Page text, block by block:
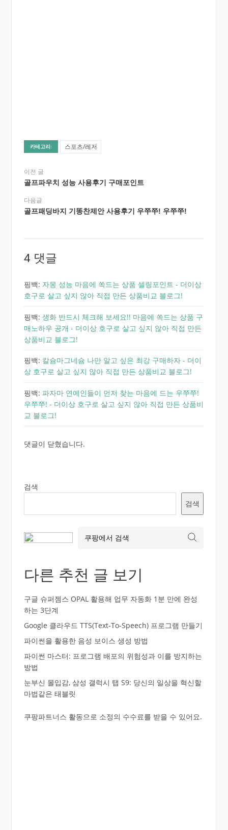
카테고리: 스포츠/레저
이전 글
골프파우치 성능 사용후기 구매포인트
다음글
골프패딩바지 기똥찬제안 사용후기 우쭈쭈! 우쭈쭈!
4 댓글
핑백: 자몽 성능 마음에 쏙드는 상품 셀링포인트 - 더이상
호구로 살고 싶지 않아 직접 만든 상품비교 블로그!
핑백: 생화 반드시 체크해 보세요!! 마음에 쏙드는 상품 구
매노하우 공개 - 더이상 호구로 살고 싶지 않아 직접 만든
상품비교 블로그!
핑백: 칼슘마그네슘 나만 알고 싶은 최강 구매하자 - 더이
상 호구로 살고 싶지 않아 직접 만든 상품비교 블로그!
핑백: 파자마 연예인들이 먼저 찾는 마음에 드는 우쭈쭈!
우쭈쭈! - 더이상 호구로 살고 싶지 않아 직접 만든 상품비
교 블로그!
댓글이 닫혔습니다.
검색
검색
다른 추천 글 보기
구글 슈퍼젬스 OPAL 활용해 업무 자동화 1분 만에 완성
하는 3단계
Google 클라우드 TTS(Text-To-Speech) 프로그램 만들기
파이썬을 활용한 음성 보이스 생성 방법
파이썬 마스터: 프로그램 배포의 위험성과 이를 방지하는
방법
눈부신 몰입감, 삼성 갤럭시 탭 S9: 당신의 일상을 혁신할
마법같은 태블릿
쿠팡파트너스 활동으로 소정의 수수료를 받을 수 있어요.